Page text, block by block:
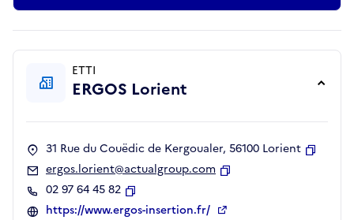
ETTI
ERGOS Lorient
31 Rue du Couëdic de Kergoualer, 56100 Lorient
ergos.lorient@actualgroup.com
02 97 64 45 82
Copier
https://www.ergos-insertion.fr/